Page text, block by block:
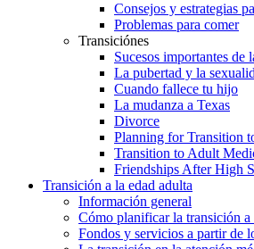
Consejos y estrategias
Problemas para comer
Transiciónes
Sucesos importantes de
La pubertad y la
Cuando fallece tu hijo
La mudanza a Texas
Divorce
Planning for Transition
Transition to Adult
Friendships After High
Transición a la edad adulta
Información general
Cómo planificar la transición a
Fondos y servicios a partir de